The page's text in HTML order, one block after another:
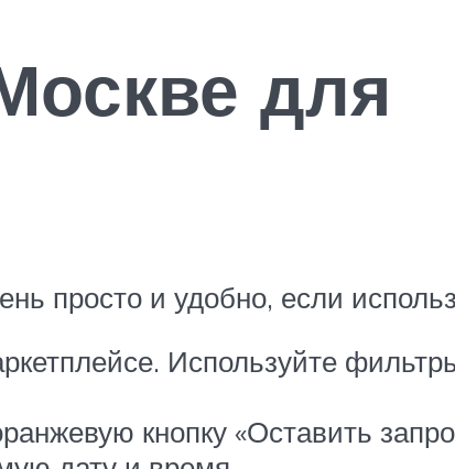
для
просто и удобно, если
Используйте
кнопку «Оставить